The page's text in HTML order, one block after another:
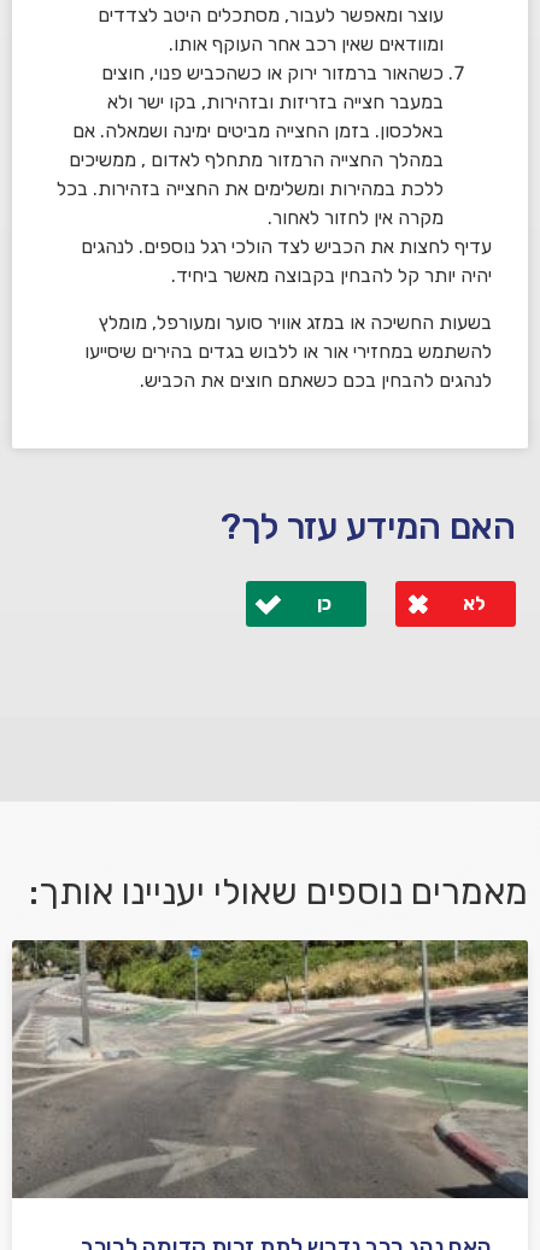
עוצר ומאפשר לעבור, מסתכלים היטב לצדדים
ומוודאים שאין רכב אחר העוקף אותו.
כשהאור ברמזור ירוק או כשהכביש פנוי, חוצים
במעבר חצייה בזריזות ובזהירות, בקו ישר ולא
באלכסון. בזמן החצייה מביטים ימינה ושמאלה. אם
במהלך החצייה הרמזור מתחלף לאדום , ממשיכים
ללכת במהירות ומשלימים את החצייה בזהירות. בכל
מקרה אין לחזור לאחור.
עדיף לחצות את הכביש לצד הולכי רגל נוספים. לנהגים
יהיה יותר קל להבחין בקבוצה מאשר ביחיד.
בשעות החשיכה או במזג אוויר סוער ומעורפל, מומלץ
להשתמש במחזירי אור או ללבוש בגדים בהירים שיסייעו
לנהגים להבחין בכם כשאתם חוצים את הכביש.
האם המידע עזר לך?
לא כן
אני מאשר/ת קבלת דיוור במייל ושימוש בפרטים בהתאם
למדיניות הפרטיות
מאמרים נוספים שאולי יעניינו אותך: